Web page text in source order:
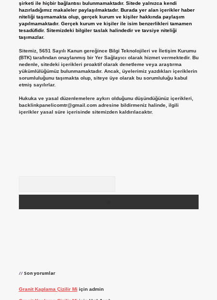
şirketi ile hiçbir bağlantısı bulunmamaktadır. Sitede yalnızca kendi
hazırladığımız makaleler paylaşılmaktadır. Burada yer alan içerikler haber
niteliği taşımamakta olup, gerçek kurum ve kişiler hakkında paylaşım
yapılmamaktadır. Gerçek kurum ve kişiler ile isim benzerlikleri tamamen
tesadüfidir. Sitemizdeki bilgiler taslak halindedir ve tavsiye niteliği
taşımazlar.
Sitemiz, 5651 Sayılı Kanun gereğince Bilgi Teknolojileri ve İletişim Kurumu
(BTK) tarafından onaylanmış bir Yer Sağlayıcı olarak hizmet vermektedir. Bu
nedenle, sitedeki içerikleri proaktif olarak denetleme veya araştırma
yükümlülüğümüz bulunmamaktadır. Ancak, üyelerimiz yazdıkları içeriklerin
sorumluluğunu taşımakta olup, siteye üye olarak bu sorumluluğu kabul
etmiş sayılırlar.
Hukuka ve yasal düzenlemelere aykırı olduğunu düşündüğünüz içerikleri,
backlinkpanelicomtr@gmail.comadresine bildirmeniz halinde, ilgili
içerikler yasal süre içerisinde sitemizden kaldırılacaktır.
Son yorumlar
Granit Kaplama Çizilir Mi için admin